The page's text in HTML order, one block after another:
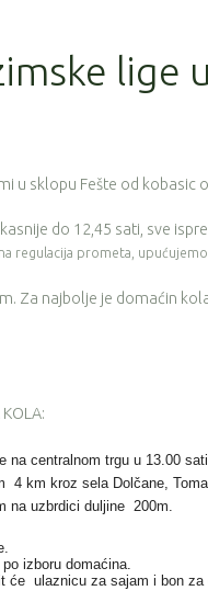
lige
u sklopu Fešte od kobasic
do 12,45 sati, sve
regulacija prometa,
Za najbolje je domaćin
na centralnom trgu u 13.00
4 km kroz sela Dolčane,
na uzbrdici duljine 200m.
izboru domaćina.
će ulaznicu za sajam i bon za